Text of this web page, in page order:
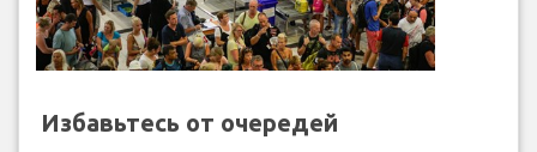
Избавьтесь от очередей